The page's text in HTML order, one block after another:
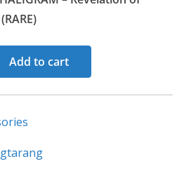
Add to cart